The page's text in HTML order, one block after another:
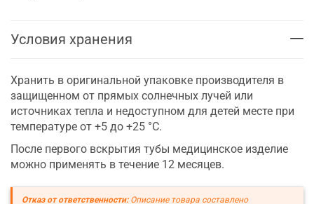
Условия хранения
Хранить в оригинальной упаковке производителя в
защищенном от прямых солнечных лучей или
источниках тепла и недоступном для детей месте при
температуре от +5 до +25 °С.
После первого вскрытия тубы медицинское изделие
можно применять в течение 12 месяцев.
Отказ от ответственности:Описание товара составлено